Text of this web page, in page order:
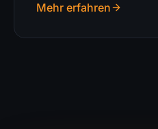
Mehr erfahren